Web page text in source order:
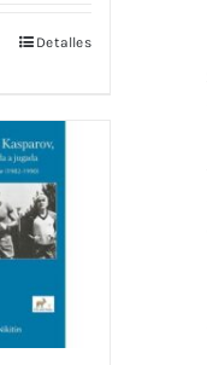
Detalles